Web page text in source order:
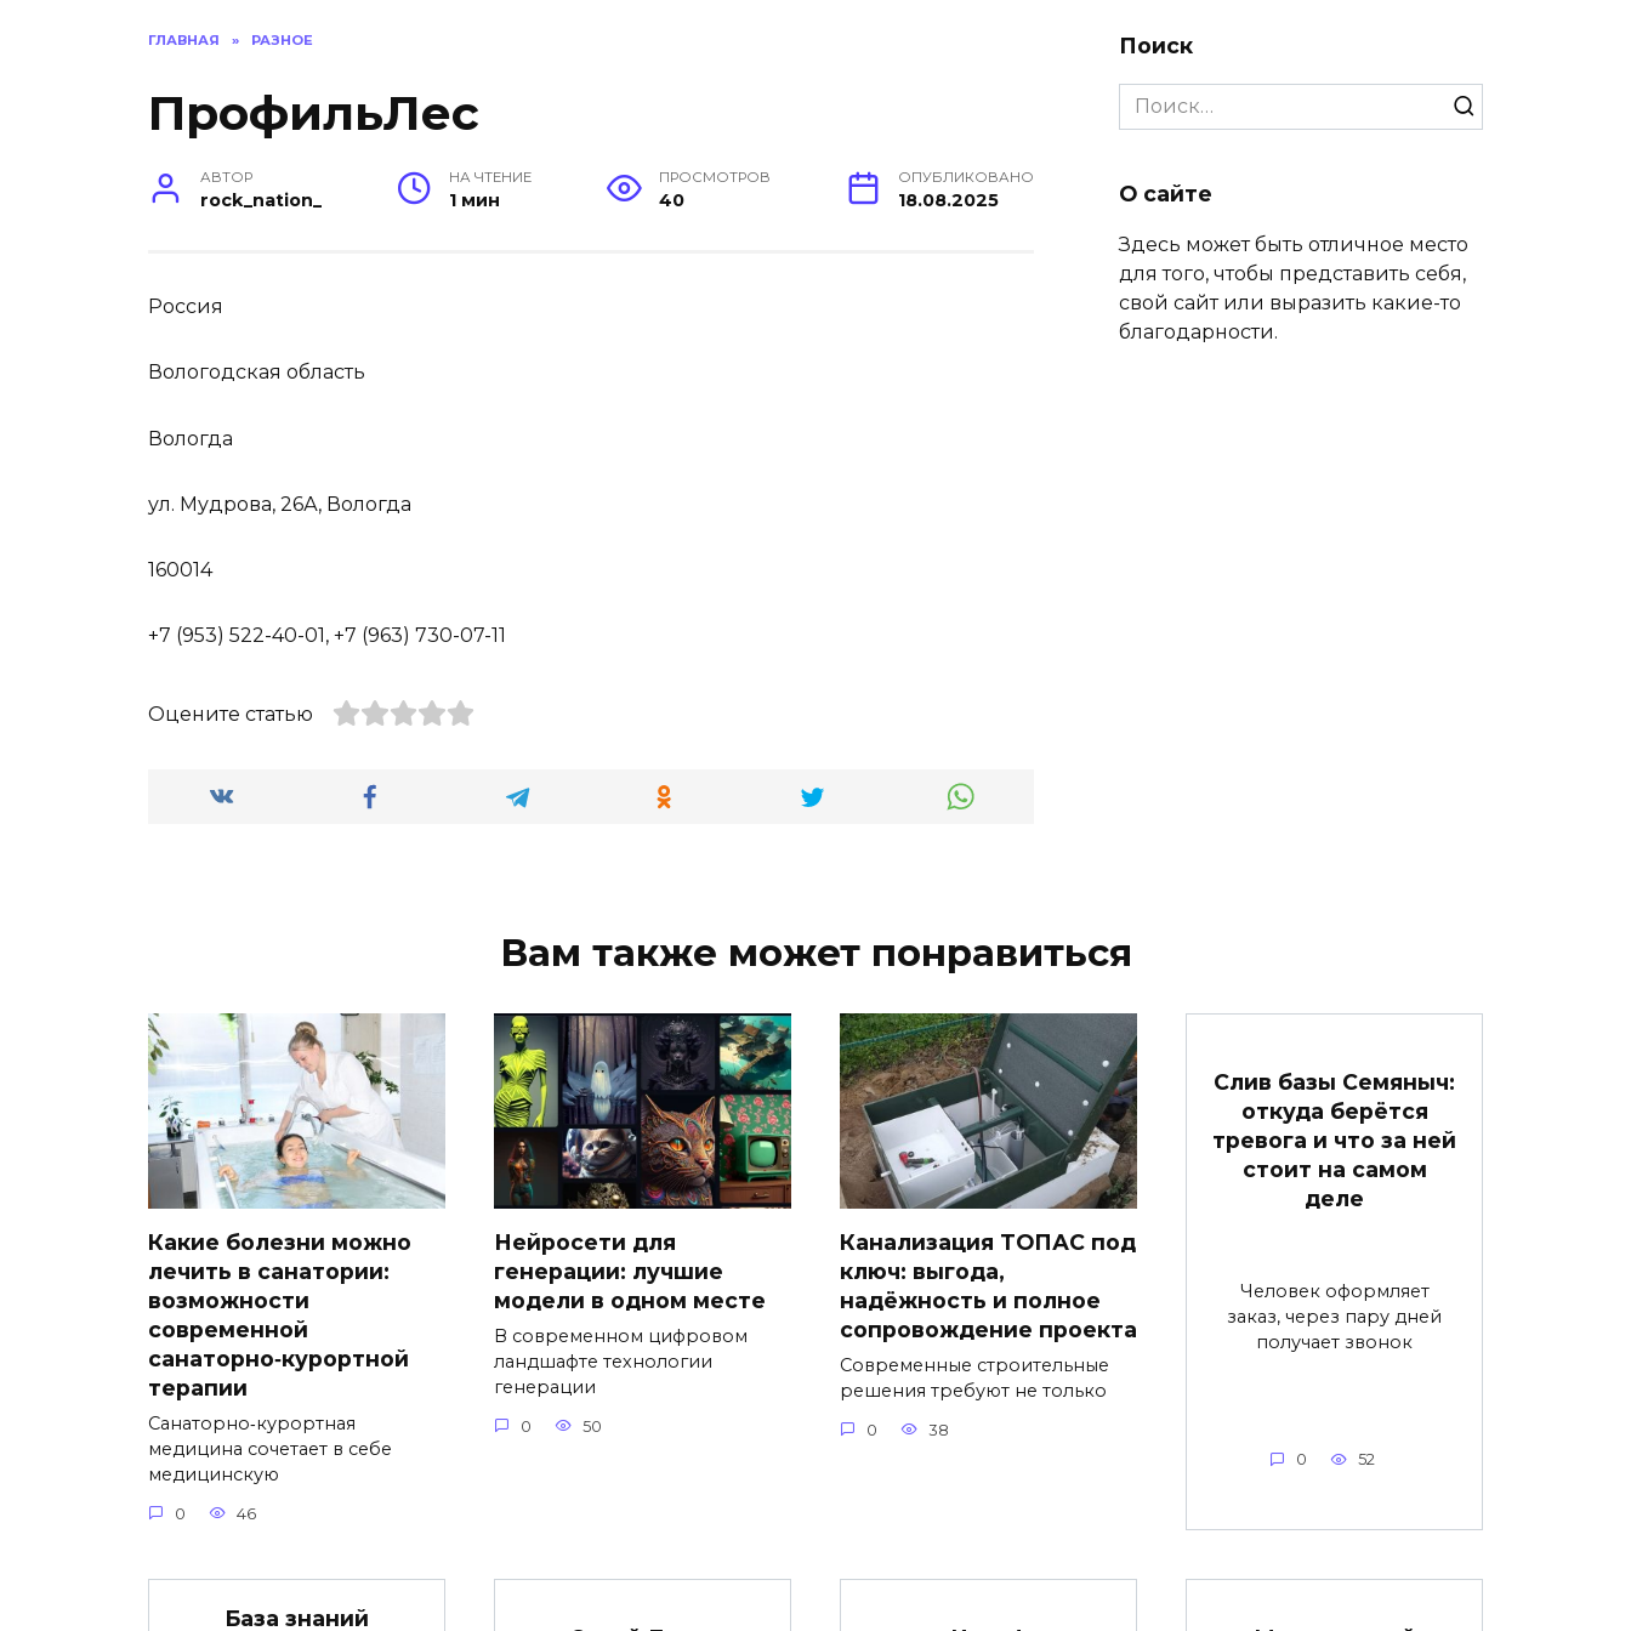
ГЛАВНАЯ » РАЗНОЕ
ПрофильЛес
АВТОР
rock_nation_
НА ЧТЕНИЕ
1 мин
ПРОСМОТРОВ
40
ОПУБЛИКОВАНО
18.08.2025
Россия
Вологодская область
Вологда
ул. Мудрова, 26А, Вологда
160014
+7 (953) 522-40-01, +7 (963) 730-07-11
Оцените статью
Поиск
Search
for:
О сайте
Здесь может быть отличное место
для того, чтобы представить себя,
свой сайт или выразить какие-то
благодарности.
Вам также может понравиться
Какие болезни можно
лечить в санатории:
возможности
современной
санаторно‑курортной
терапии
Санаторно‑курортная
медицина сочетает в себе
медицинскую
0 46
Нейросети для
генерации: лучшие
модели в одном месте
В современном цифровом
ландшафте технологии
генерации
0 50
Канализация ТОПАС под
ключ: выгода,
надёжность и полное
сопровождение проекта
Современные строительные
решения требуют не только
0 38
Слив базы Семяныч:
откуда берётся
тревога и что за ней
стоит на самом
деле
Человек оформляет
заказ, через пару дней
получает звонок
0 52
База знаний